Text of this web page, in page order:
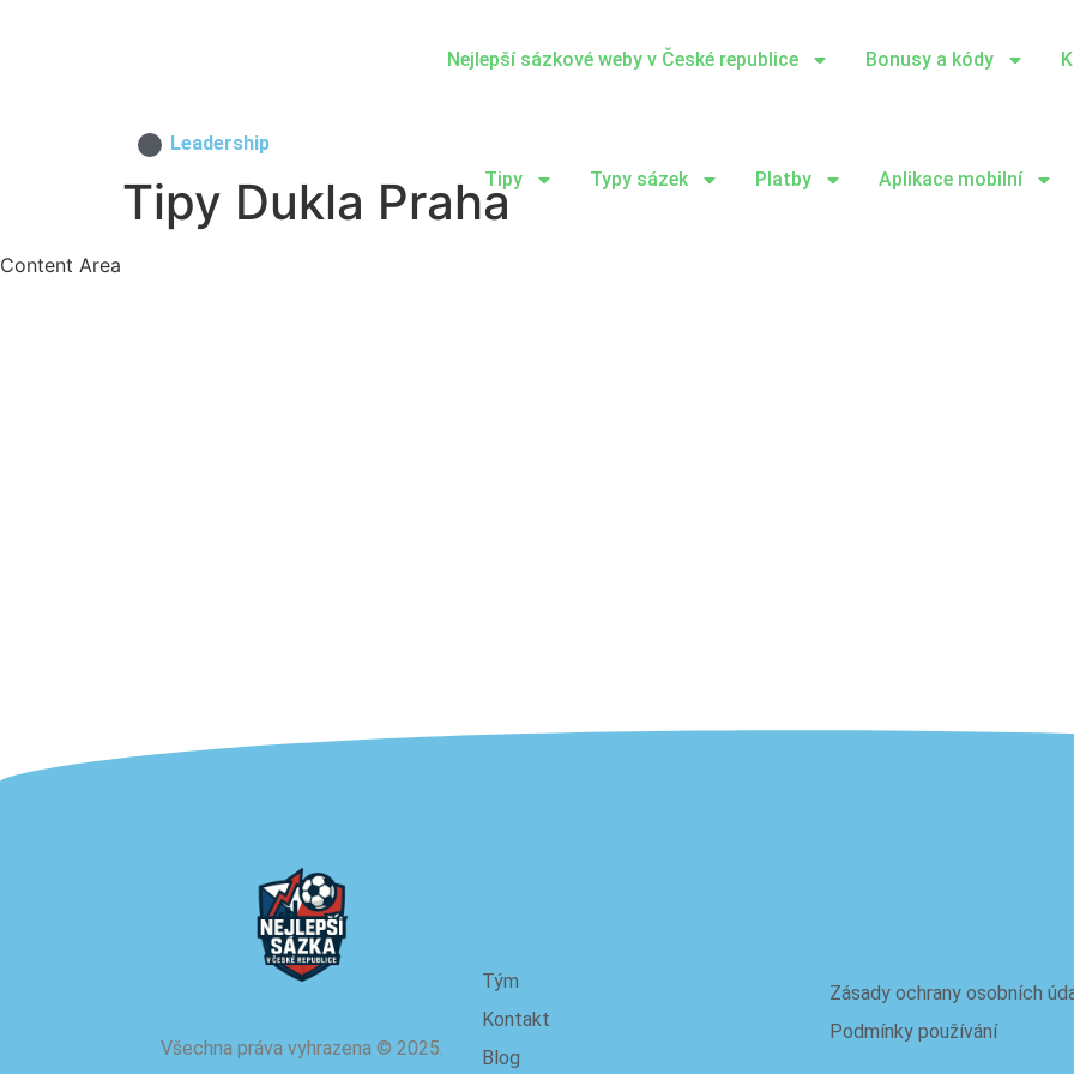
Leadership
Nejlepší sázkové weby v České republice Bonusy a kódy
Tipy Typy sázek Platby Aplikace mobilní
Tipy Dukla Praha
Content Area
Všechna práva vyhrazena © 2025.
Tým
Kontakt
Blog
Zásady ochrany osobních
Podmínky používání